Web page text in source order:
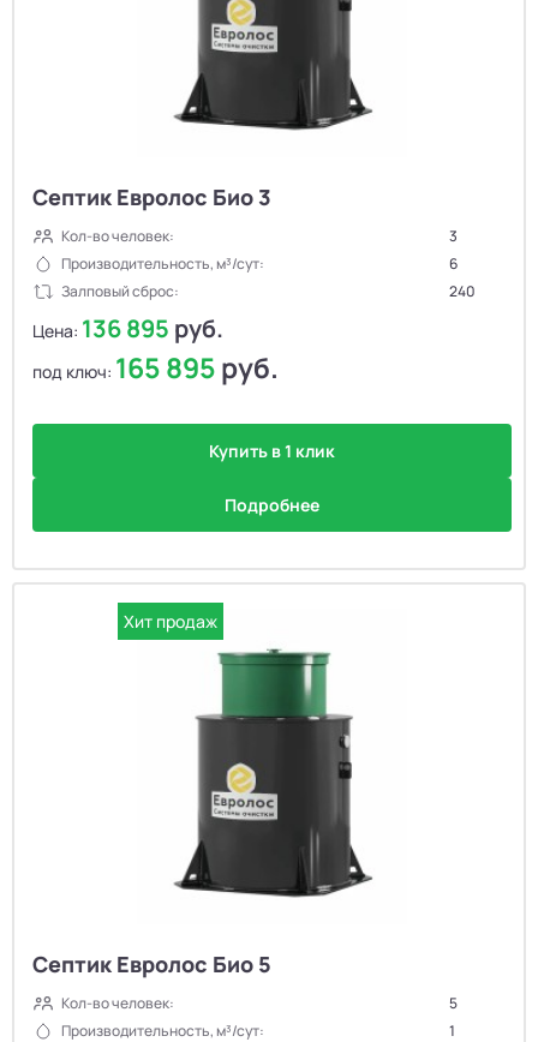
Септик Евролос Био 3
Кол-во человек:
3
Производительность, м³/сут:
6
Залповый сброс:
240
Цена: 136 895 руб.
под ключ: 165 895руб.
Купить в 1 клик
Подробнее
Хит продаж
Септик Евролос Био 5
Кол-во человек:
5
Производительность, м³/сут:
1